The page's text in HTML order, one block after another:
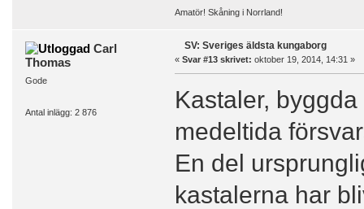
Amatör! Skåning i Norrland!
Carl
Thomas
Gode
Antal inlägg: 2 876
SV: Sveriges äldsta kungaborg
« Svar #13 skrivet: oktober 19, 2014, 14:31 »
Kastaler,
medeltida
En del
kastalerna har